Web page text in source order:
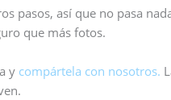
pasos, así que no pasa
que más fotos.
y compártela con nosotros.